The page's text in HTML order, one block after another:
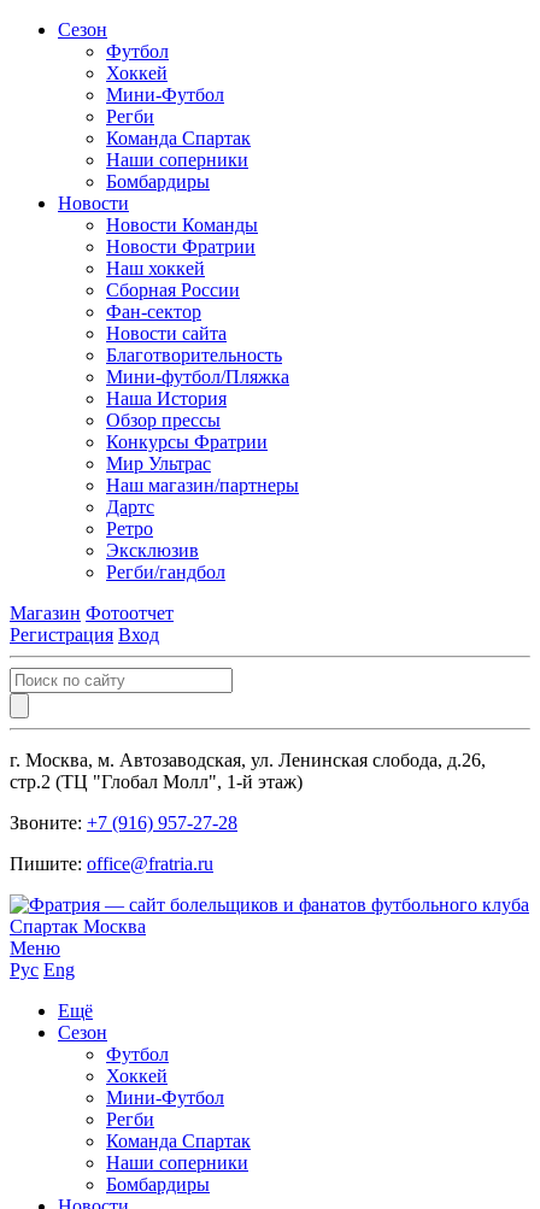
Сезон
Футбол
Хоккей
Мини-Футбол
Регби
Команда Спартак
Наши соперники
Бомбардиры
Новости
Новости Команды
Новости Фратрии
Наш хоккей
Сборная России
Фан-cектор
Новости сайта
Благотворительность
Мини-футбол/Пляжка
Наша История
Обзор прессы
Конкурсы Фратрии
Мир Ультрас
Наш магазин/партнеры
Дартс
Ретро
Эксклюзив
Регби/гандбол
Магазин Фотоотчет
Регистрация Вход
г. Москва, м. Автозаводская, ул. Ленинская слобода, д.26,
стр.2 (ТЦ "Глобал Молл", 1-й этаж)
Звоните: +7 (916) 957-27-28
Пишите: office@fratria.ru
Меню
Рус Eng
Ещё
Сезон
Футбол
Хоккей
Мини-Футбол
Регби
Команда Спартак
Наши соперники
Бомбардиры